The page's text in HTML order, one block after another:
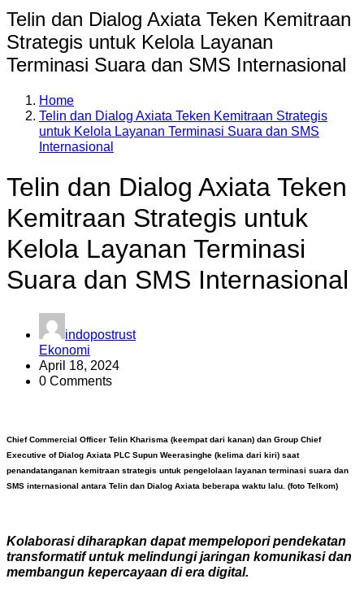
Telin dan Dialog Axiata Teken Kemitraan
Strategis untuk Kelola Layanan
Terminasi Suara dan SMS Internasional
Home
Telin dan Dialog Axiata Teken Kemitraan Strategis
untuk Kelola Layanan Terminasi Suara dan SMS
Internasional
Telin dan Dialog Axiata Teken
Kemitraan Strategis untuk
Kelola Layanan Terminasi
Suara dan SMS Internasional
indopostrust
Ekonomi
April 18, 2024
0 Comments
Chief Commercial Officer Telin Kharisma (keempat dari kanan) dan Group Chief
Executive of Dialog Axiata PLC Supun Weerasinghe (kelima dari kiri) saat
penandatanganan kemitraan strategis untuk pengelolaan layanan terminasi suara dan
SMS internasional antara Telin dan Dialog Axiata beberapa waktu lalu. (foto Telkom)
Kolaborasi diharapkan dapat mempelopori pendekatan
transformatif untuk melindungi jaringan komunikasi dan
membangun kepercayaan di era digital.